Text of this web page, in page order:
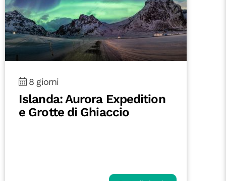
8 giorni
Islanda: Aurora Expedition
e Grotte di Ghiaccio